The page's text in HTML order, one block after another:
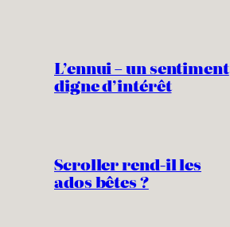
L’ennui – un sentiment
digne d’intérêt
Scroller rend-il les
ados bêtes ?